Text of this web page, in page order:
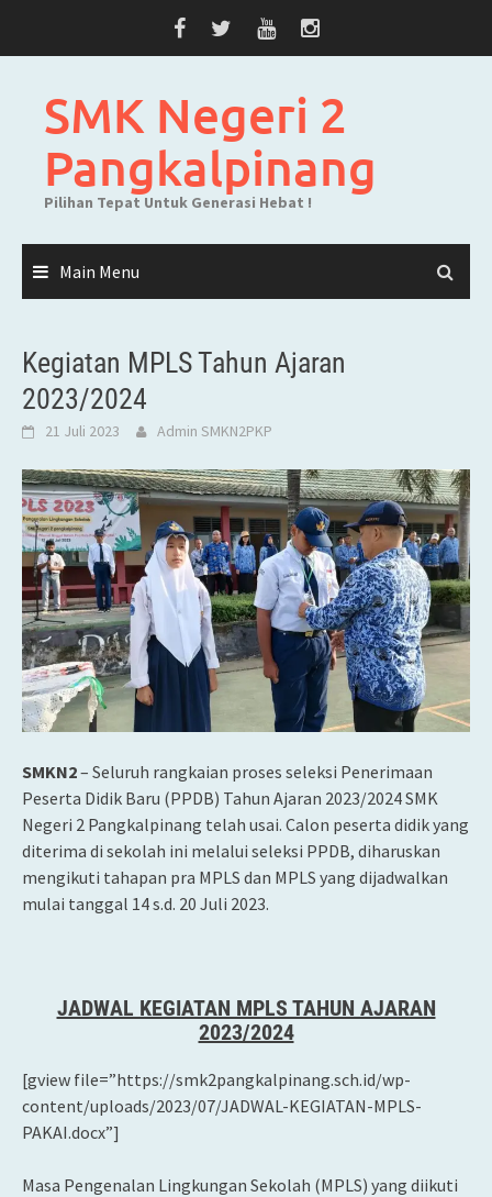
SMK Negeri 2
Pangkalpinang
Pilihan Tepat Untuk Generasi Hebat !
Main Menu
Kegiatan MPLS Tahun Ajaran
2023/2024
21 Juli 2023 Admin SMKN2PKP
SMKN2– Seluruh rangkaian proses seleksi Penerimaan
Peserta Didik Baru (PPDB) Tahun Ajaran 2023/2024 SMK
Negeri 2 Pangkalpinang telah usai. Calon peserta didik yang
diterima di sekolah ini melalui seleksi PPDB, diharuskan
mengikuti tahapan pra MPLS dan MPLS yang dijadwalkan
mulai tanggal 14 s.d. 20 Juli 2023.
JADWAL KEGIATAN MPLS TAHUN AJARAN
2023/2024
[gview file=”https://smk2pangkalpinang.sch.id/wp-
content/uploads/2023/07/JADWAL-KEGIATAN-MPLS-
PAKAI.docx”]
Masa Pengenalan Lingkungan Sekolah (MPLS) yang diikuti